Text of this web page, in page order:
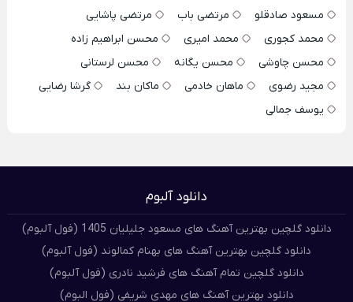
مسعود صادقلو
مرتضی باب
مرتضی پاشایی
محمد کجوری
محمد امیری
محسن ابراهیم زاده
محسن چاوشی
محسن یگانه
محسن لرستانی
مجید رضوی
ماهان خادمی ماکان بند
گرشا رضایی
یوسف جمالی
دانلود آلبوم
دانلود گلچین بهترین آهنگ های مسعود جلیلیان 1405 (فول آلبوم)
دانلود گلچین بهترین آهنگ های بهنام کمالوند (فول آلبوم)
دانلود گلچین تمام آهنگ های فرشید نادری (فول آلبوم)
دانلود بهترین آهنگ های مهدی شریفی (فول البوم)